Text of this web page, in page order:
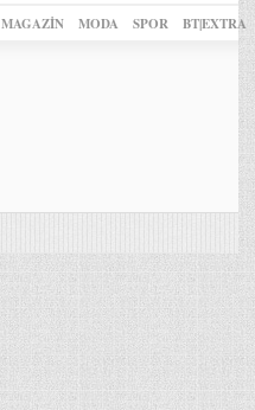
MAGAZİN MODA SPOR BT|EXTRA